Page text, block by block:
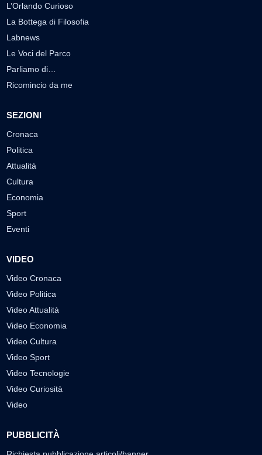
L’Orlando Curioso
La Bottega di Filosofia
Labnews
Le Voci del Parco
Parliamo di…
Ricomincio da me
SEZIONI
Cronaca
Politica
Attualità
Cultura
Economia
Sport
Eventi
VIDEO
Video Cronaca
Video Politica
Video Attualità
Video Economia
Video Cultura
Video Sport
Video Tecnologie
Video Curiosità
Video
PUBBLICITÀ